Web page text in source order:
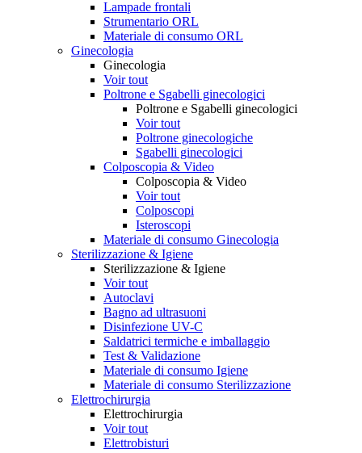
Lampade frontali
Strumentario ORL
Materiale di consumo ORL
Ginecologia
Ginecologia
Voir tout
Poltrone e Sgabelli ginecologici
Poltrone e Sgabelli ginecologici
Voir tout
Poltrone ginecologiche
Sgabelli ginecologici
Colposcopia & Video
Colposcopia & Video
Voir tout
Colposcopi
Isteroscopi
Materiale di consumo Ginecologia
Sterilizzazione & Igiene
Sterilizzazione & Igiene
Voir tout
Autoclavi
Bagno ad ultrasuoni
Disinfezione UV-C
Saldatrici termiche e imballaggio
Test & Validazione
Materiale di consumo Igiene
Materiale di consumo Sterilizzazione
Elettrochirurgia
Elettrochirurgia
Voir tout
Elettrobisturi